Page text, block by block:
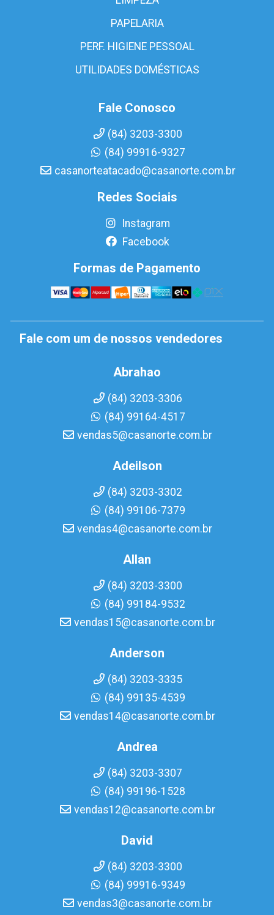
PAPELARIA
PERF. HIGIENE PESSOAL
UTILIDADES DOMÉSTICAS
Fale Conosco
(84) 3203-3300
(84) 99916-9327
casanorteatacado@casanorte.com.br
Redes Sociais
Instagram
Facebook
Formas de Pagamento
Fale com um de nossos vendedores
Abrahao
(84) 3203-3306
(84) 99164-4517
vendas5@casanorte.com.br
Adeilson
(84) 3203-3302
(84) 99106-7379
vendas4@casanorte.com.br
Allan
(84) 3203-3300
(84) 99184-9532
vendas15@casanorte.com.br
Anderson
(84) 3203-3335
(84) 99135-4539
vendas14@casanorte.com.br
Andrea
(84) 3203-3307
(84) 99196-1528
vendas12@casanorte.com.br
David
(84) 3203-3300
(84) 99916-9349
vendas3@casanorte.com.br